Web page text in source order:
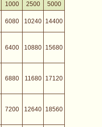
1000 2500
5000
6080 10240 14400
6400 10880 15680
6880 11680 17120
7200 12640 18560